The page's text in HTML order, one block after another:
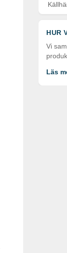
HUR
Vi
Läs